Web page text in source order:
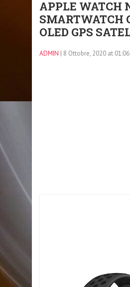
APPLE WATCH
SMARTWATCH
OLED GPS
ADMIN | 8 Ottobre, 2020 at 01:06